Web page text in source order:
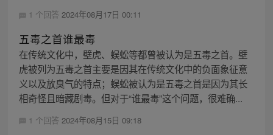
1 个回答 2024年08月17日 00:11
五毒之首谁最毒
在传统文化中，壁虎、蜈蚣等都曾被认为是五毒之首。壁
虎被列为五毒之首主要是因其在传统文化中的负面象征意
义以及放臭气的特点；蜈蚣被认为是五毒之首是因为其长
相奇怪且暗藏剧毒。但对于“谁最毒”这个问题，很难确...
1 个回答 2024年08月15日 09:18